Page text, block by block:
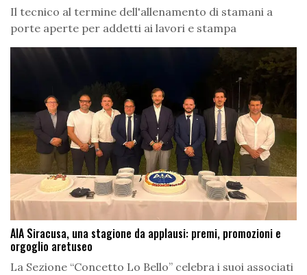
Il tecnico al termine dell'allenamento di stamani a
porte aperte per addetti ai lavori e stampa
AIA Siracusa, una stagione da applausi: premi, promozioni e
orgoglio aretuseo
La Sezione “Concetto Lo Bello” celebra i suoi associati